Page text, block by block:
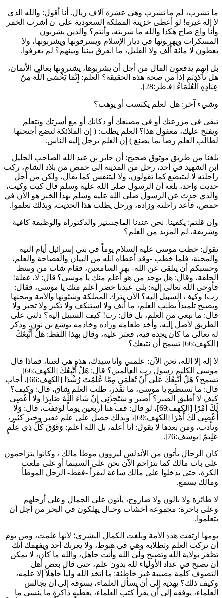
ما تشرب، لم ما تشرب وهي عشرة آلاف ريال. أنا أقول: والله الذي
لا إله غيره! لو أعطى خزينة المملكة السعودية على أن أشرب الخمر
وأنا واع صاح هكذا والله ما شربته، وأنتم؟ والذين يشربون
المسكرات ويهربونها في ديار الإسلام ويسرقونها ويشربونها، ولا
يعطون لا مائة ألف ولا القليل، ما الفرق بيننا وبينهم؟ لم يعرفوا.
بل إنهم يدفعون المال من أجل أن يشربوها، يشترونها بغالي الأثمان،
هل تأكدتم إذاً من صحة هذه الحقيقة؟ العلم: إِنَّمَا يَخْشَى اللَّهَ مِنْ
عِبَادِهِ الْعُلَمَاءُ [فاطر:28].
وشيء آخر: هل العلم يكتسب أو يوهب؟
تبقى في مزرعتك أو في مصنعك أو دكانك أو مع أسرتك وتتعلم
ويفتح عليك، معقول هذا؟ العلم يطلب: ( إن الملائكة لتضع أجنحتها
لطالب العلم رضاً بما يصنع ) إن العلم يرحل إليه الناس.
بلغنا من طريق موثوق صحيح: أن جابر بن عبد الله الصاحب الجليل
ابن الشهيد في أحد، رحل من المدينة إلى حمص من بلاد الشام، ركب
راحلته لا ليتبضع كما تقولون، ولا ليتنفس كما يقال، ولكن من أجل
حديث واحد، بلغه أن الرسول صلى الله عليه وسلم قال كيت وكيت،
والذي حدث عن الرسول صلى الله عليه وسلم بهذا الخبر هو الآن في
حمص، فأعد راحلته وزاده، ورحل يطلب هذا الحديث، وبذلك تعلموا.
وإن قلتم: يكفينا، نحن عندنا الماجستير والدكتوراه والوظيفة كافية
وشريفة، لم المزيد من العلم؟
نقول: خطب موسى عليه السلام يوماً في بني إسرائيل أيام التيه
والمحنة، فلما خطب -وقد أعطاه الله من البيان والفصاحة والعلم،
وحسبكم أن يتلقى عن الله- بهر السامعين، فقام شاب من وسط
الحلقة، وقال: هل يوجد من هو أعلم منك يا موسى؟ قال: لا، غفلة!
فأوحى الله تعالى إليه: بلى عبدنا خضر
أعلم منك يا موسى، فقال:
رب! وكيف السبيل إليه؟ الآن يترك المملكة وشئونها والأمة ومحنها
ويصبح تلميذاً يطلب العلم، ما أنف ولا استنكف ولا تكبر ولا تجبر ولا
قال: ما نبغي من العلم، بل قال: رب! كيف السبيل إليه؟ دلني على
الطريق لأصل إليه، وأخذ طعامه وزاده وخادمه يوشع بن نون، وذكر
له تعالى ما كان يجده فيه، فعثر عليه، وقال بهذا اللفظ: هَلْ أَتَّبِعُكَ
[الكهف:66] تسمح أن نتبعك؟
لا إله إلا الله، نحن الآن: علمني وأنا سيدك، هذه هي لغتنا، فماذا قال
موسى الكليم رسول رب العالمين؟ قال: هَلْ أَتَّبِعُكَ
[الكهف:66]
تسمح؟ هَلْ أَتَّبِعُكَ عَلَى أَنْ تُعَلِّمَنِ مِمَّا عُلِّمْتَ رُشْدًا
[الكهف:66]، أجاب
قال: ما تستطيع يا موسى، ما تقدر، طلب العلم شاق، قال: وكيف؟
كيف لا أطيق الصبر؟ أصبر و سَتَجِدُنِي إِنْ شَاءَ اللَّهُ صَابِرًا وَلا أَعْصِي
لَكَ أَمْرًا [الكهف:69]، لو قال: قف هنا أربعين يوماً لوقفت، قال:
وَلا
أَعْصِي لَكَ أَمْرًا
[الكهف:69]، وبذلك حصل على علم غفير وخير كثير،
وتأدب، ومن بعدها لا يقول: أنا أعلم، بل الله أعلم: وَفَوْقَ كُلِّ ذِي عِلْمٍ
عَلِيمٌ [يوسف:76].
كان الرجال يأتون من الأندلس ليروون موطأ مالك ، وكانوا يتزاحمون
على باب مالك كما نتزاحم الآن نحن على السينما أو على ملعب
الكرة، حتى يدخلوا على مالك ساعة ليقرأ -فقط- الرجل الموطأ
ومالك يسمع.
لا طائرة ولا بالون ولا صاروخ، يأتون على الجمال وعلى أرجلهم
وعلى باخرة: مجموعة أخشاب وحبال يهلكون في البحر من أجل أن
يتعلموا.
يومها ارتقت هذه الأمة وبلغت الكمال البشري؛ لأنها علمت، ومن يوم
أن تركت العلم وتطلابه وهي في هبوط، ولا يغرنك أحد ويفهمك أنك
تظفر بولاية الله وتصبح ولي الله وأنت جاهل، والله ما كان، لا يمكن
أن تصبح في عداد الأولياء لله بدون علم، حتى قال بعض أهل
التصوف كلمة مصيبة غير خاطئة: ما اتخذ الله ولياً جاهلاً إلا علمه،
وكيف ذلك؟ يهديه إلى أن يسأل العلماء، يسوقه إلى أن يجالس
العلماء، يوفقه إلى أن يقرأ كتب العلماء، يعطيه ذاكرة ما ينسى ما